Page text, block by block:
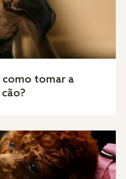
como tomar a